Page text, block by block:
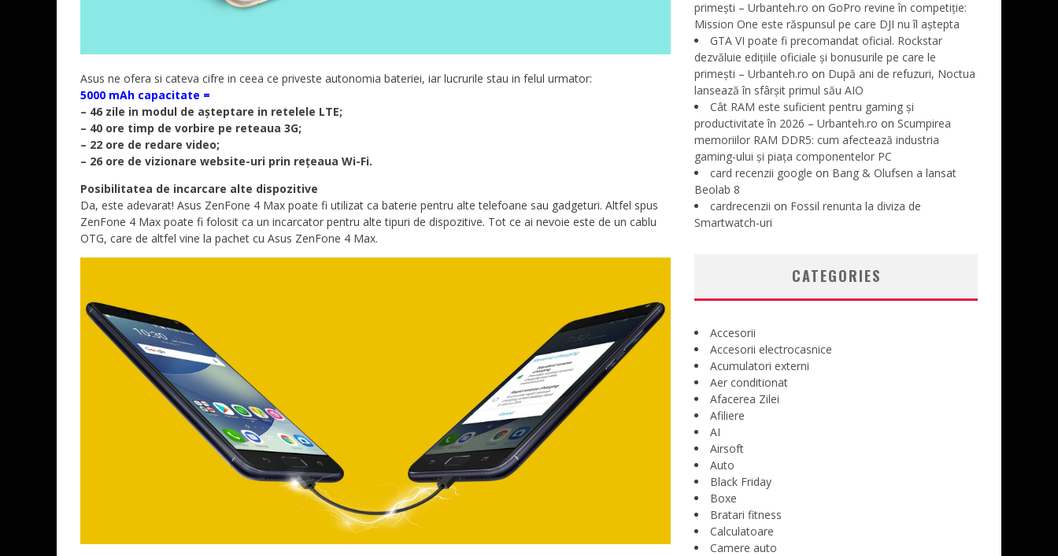
Asus ne ofera si cateva cifre in ceea ce priveste autonomia bateriei, iar lucrurile stau in felul urmator:
5000 mAh capacitate =
– 46 zile in modul de așteptare in retelele LTE;
– 40 ore timp de vorbire pe reteaua 3G;
– 22 ore de redare video;
– 26 ore de vizionare website-uri prin rețeaua Wi-Fi.
Posibilitatea de incarcare alte dispozitive
Da, este adevarat! Asus ZenFone 4 Max poate fi utilizat ca baterie pentru alte telefoane sau gadgeturi. Altfel spus
ZenFone 4 Max poate fi folosit ca un incarcator pentru alte tipuri de dispozitive. Tot ce ai nevoie este de un cablu
OTG, care de altfel vine la pachet cu Asus ZenFone 4 Max.
primești – Urbanteh.ro on GoPro revine în competiție:
Mission One este răspunsul pe care DJI nu îl aștepta
GTA VI poate fi precomandat oficial. Rockstar
dezvăluie edițiile oficiale și bonusurile pe care le
primești – Urbanteh.ro on După ani de refuzuri, Noctua
lansează în sfârșit primul său AIO
Cât RAM este suficient pentru gaming și
productivitate în 2026 – Urbanteh.ro on Scumpirea
memoriilor RAM DDR5: cum afectează industria
gaming-ului și piața componentelor PC
card recenzii google on Bang & Olufsen a lansat
Beolab 8
cardrecenzii on Fossil renunta la diviza de
Smartwatch-uri
CATEGORIES
Accesorii
Accesorii electrocasnice
Acumulatori externi
Aer conditionat
Afacerea Zilei
Afiliere
AI
Airsoft
Auto
Black Friday
Boxe
Bratari fitness
Calculatoare
Camere auto